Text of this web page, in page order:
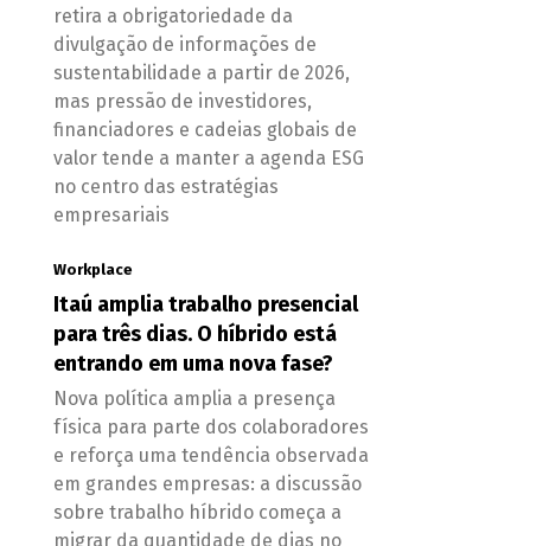
retira a obrigatoriedade da
divulgação de informações de
sustentabilidade a partir de 2026,
mas pressão de investidores,
financiadores e cadeias globais de
valor tende a manter a agenda ESG
no centro das estratégias
empresariais
Workplace
Itaú amplia trabalho presencial
para três dias. O híbrido está
entrando em uma nova fase?
Nova política amplia a presença
física para parte dos colaboradores
e reforça uma tendência observada
em grandes empresas: a discussão
sobre trabalho híbrido começa a
migrar da quantidade de dias no